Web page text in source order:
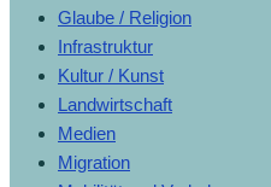
Glaube / Religion
Infrastruktur
Kultur / Kunst
Landwirtschaft
Medien
Migration